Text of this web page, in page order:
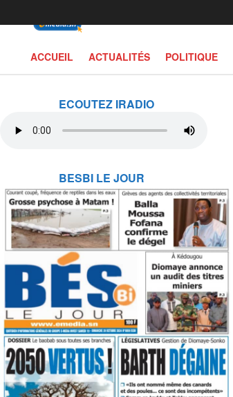
ECOUTEZ IRADIO
BESBI LE JOUR
ACCUEIL ACTUALITÉS POLITIQUE